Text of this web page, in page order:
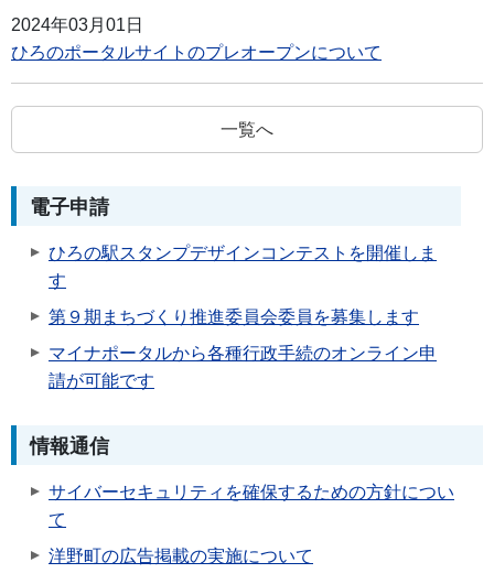
2024年03月01日
ひろのポータルサイトのプレオープンについて
一覧へ
電子申請
ひろの駅スタンプデザインコンテストを開催しま
す
第９期まちづくり推進委員会委員を募集します
マイナポータルから各種行政手続のオンライン申
請が可能です
情報通信
サイバーセキュリティを確保するための方針につい
て
洋野町の広告掲載の実施について